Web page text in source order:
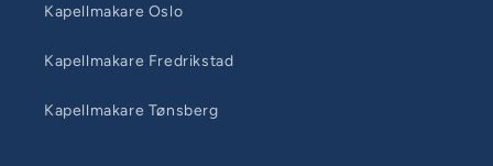
Kapellmakare Oslo
Kapellmakare Fredrikstad
Kapellmakare Tønsberg